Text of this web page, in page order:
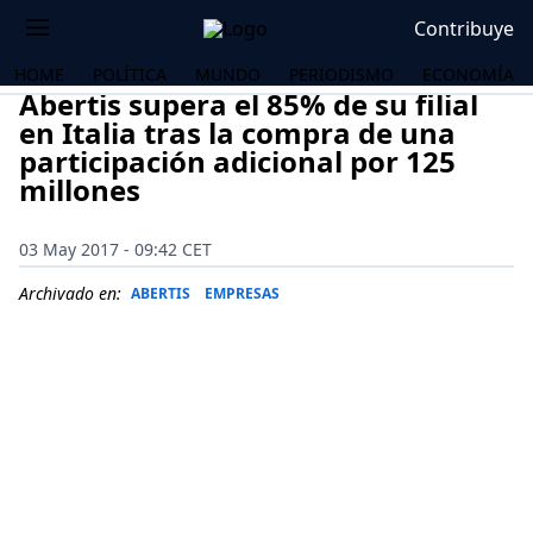
Contribuye
HOME POLÍTICA MUNDO PERIODISMO ECONOMÍA
Abertis supera el 85% de su filial
en Italia tras la compra de una
participación adicional por 125
millones
03 May 2017 - 09:42 CET
Archivado en: ABERTIS EMPRESAS